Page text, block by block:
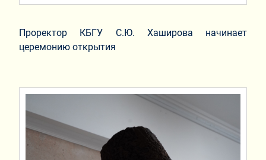
Проректор КБГУ С.Ю. Хаширова начинает
церемонию открытия